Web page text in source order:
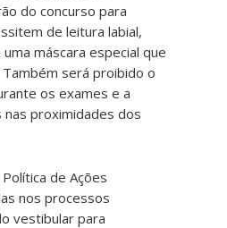
do concurso para
de leitura labial,
máscara especial que
será proibido o
os exames e a
proximidades dos
de Ações
nos processos
vestibular para